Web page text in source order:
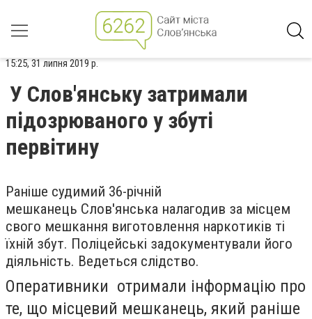
15:25, 31 липня 2019 р.
У Слов'янську затримали
підозрюваного у збуті
первітину
Раніше судимий 36-річній
мешканець Слов'янська налагодив за місцем
свого мешкання виготовлення наркотиків ті
їхній збут. Поліцейські задокументували його
діяльність. Ведеться слідство.
Оперативники отримали інформацію про
те, що місцевий мешканець, який раніше